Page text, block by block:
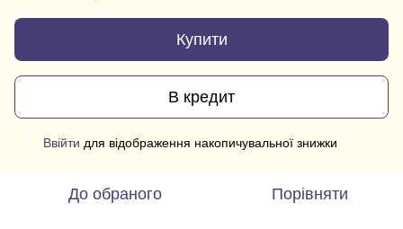
Купити
В кредит
Ввійти для відображення накопичувальної знижки
До обраного Порівняти